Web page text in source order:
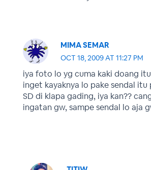
MIMA SEMAR
OCT 18, 2009 AT 11:27 PM
iya foto lo yg cuma kaki doang
inget kayaknya lo pake sendal itu
SD di klapa gading, iya kan??
ingatan gw, sampe sendal lo aja